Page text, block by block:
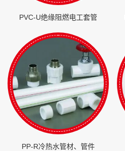
PVC-U绝缘阻燃电工套管
PP-R冷热水管材、管件